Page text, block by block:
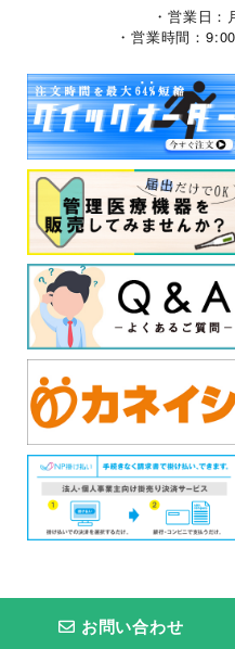
・営業日：
・営業時間：
お問い合わせ